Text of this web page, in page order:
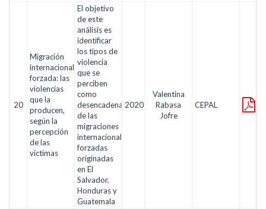
20
Migración
internacional
forzada: las
violencias
que la
producen,
según la
percepción
de las
víctimas
El objetivo
de este
análisis es
identificar
los tipos de
violencia
que se
perciben
como
desencadenantes
de las
migraciones
internacionales
forzadas
originadas
en El
Salvador,
Honduras y
Guatemala
2020
Valentina
Rabasa
Jofre
CEPAL